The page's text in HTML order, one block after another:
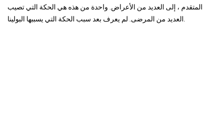
المتقدم ، إلى العديد من الأعراض. واحدة من هذه هي الحكة التي تصيب